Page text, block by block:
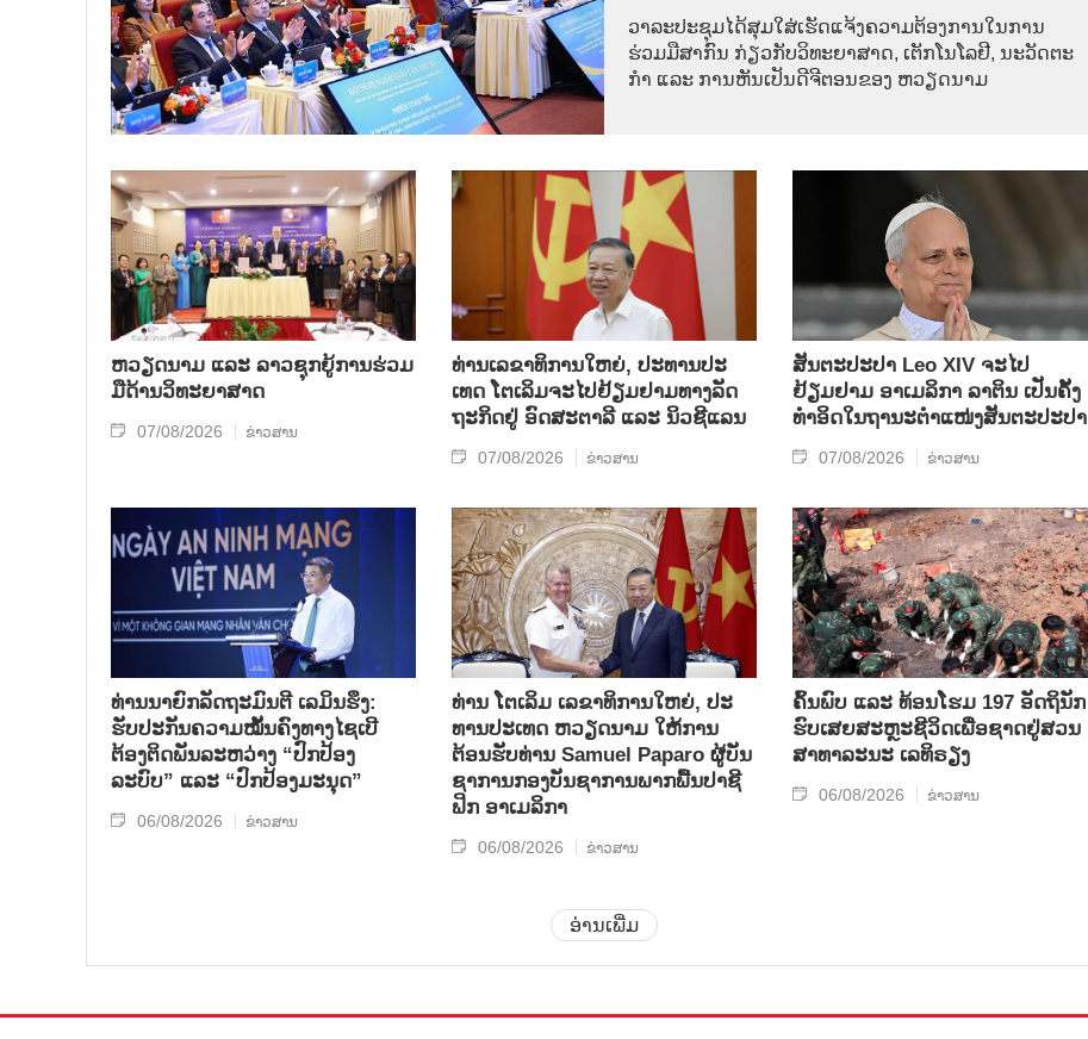
ວາ​ລະ​ປະ​ຊຸມ​ໄດ້​ສຸມ​ໃສ່​ເຮັດ​ແຈ້ງ​ຄວາມ​ຕ້ອງ​ການ​ໃນ​ການ​
ຮ່ວມ​ມື​ສາ​ກົນ ກ່ຽວ​ກັບ​ວິ​ທະ​ຍາ​ສາດ, ເຕັກ​ໂນ​ໂລ​ຢີ, ນະ​ວັດ​ຕະ​
ກຳ ແລະ ການ​ຫັນ​ເປັນ​ດີ​ຈີ​ຕອນ​ຂອງ ຫວຽດ​ນາມ
ຫວຽດ​ນາມ ແລະ ລາວ​ຊຸກ​ຍູ້​ການ​ຮ່ວມ​
ມື​ດ້ານວ​ິ​ທະ​ຍາ​ສາດ
07/08/2026 ຂ່າວສານ
ທ່ານ​ເລ​ຂາ​ທິ​ການ​ໃຫຍ່, ປ​ະ​ທານ​ປະ​
ເທດ ໂຕ​ເລິມ​ຈະ​ໄປ​ຢ້ຽມ​ຢາມ​ທາງ​ລັດ​
ຖະ​ກິດ​ຢູ່ ອົດ​ສະ​ຕາ​ລີ ແລະ ນິວ​ຊີ​ແລນ
07/08/2026 ຂ່າວສານ
ສັນຕະປະປາ Leo XIV ຈະໄປ
ຢ້ຽມຢາມ ອາເມລິກາ ລາຕິນ ເປັນຄັ້ງ
ທຳອິດໃນຖານະຕຳແໜ່ງສັນຕະປະປາ
07/08/2026 ຂ່າວສານ
ທ່ານນາຍົກລັດຖະມົນຕີ ເລມິນຮຶງ:
ຮັບປະກັນຄວາມໝັ້ນຄົງທາງໄຊເບີ
ຕ້ອງຕິດພັນລະຫວ່າງ “ປົກປ້ອງ
ລະບົບ” ແລະ “ປົກປ້ອງມະນຸດ”
06/08/2026 ຂ່າວສານ
ທ່ານ ໂຕ​ເລິມ ເລ​ຂາ​ທິ​ການ​ໃຫຍ່, ປະ​
ທານ​ປະ​ເທດ ​ຫວຽດ​ນາມ ໃຫ້​ການ​
ຕ້ອນ​ຮັບ​ທ່ານ Samuel Paparo ຜູ້​ບັນ​
ຊາ​ການກອງ​ບັນ​ຊາ​ການພາກ​ພື້ນ​ປາ​ຊີ​
ຟິກ ອາ​ເມ​ລິ​ກາ
06/08/2026 ຂ່າວສານ
ຄົ້ນ​ພົບ ແລະ ທ້ອນ​ໂຮມ 197 ອັດ​ຖິ​ນັກ​
ຮົບ​ເສຍ​ສະຫຼະ​ຊີ​ວິດ​ເພື່ອ​ຊາດ​ຢູ່​ສວນ​
ສາ​ທາ​ລະ​ນະ ເລ​ທິ​ຣຽງ
06/08/2026 ຂ່າວສານ
ອ່ານເພີ່ມ